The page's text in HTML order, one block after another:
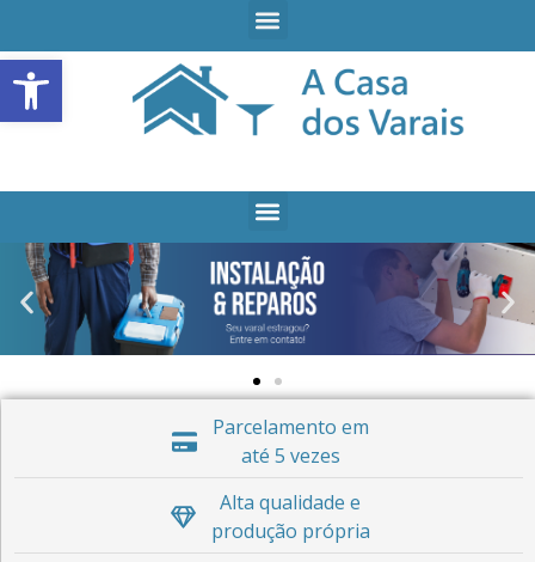
Open toolbar
Parcelamento em
até 5 vezes
Alta qualidade e
produção própria